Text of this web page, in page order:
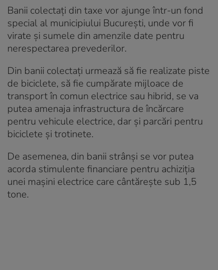
Banii colectați din taxe vor ajunge într-un fond
special al municipiului București, unde vor fi
virate și sumele din amenzile date pentru
nerespectarea prevederilor.
Din banii colectați urmează să fie realizate piste
de biciclete, să fie cumpărate mijloace de
transport în comun electrice sau hibrid, se va
putea amenaja infrastructura de încărcare
pentru vehicule electrice, dar și parcări pentru
biciclete și trotinete.
De asemenea, din banii strânși se vor putea
acorda stimulente financiare pentru achiziția
unei mașini electrice care cântărește sub 1,5
tone.